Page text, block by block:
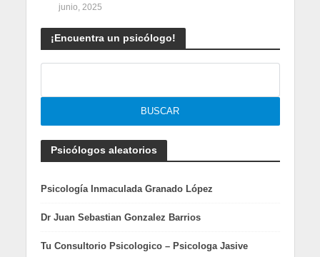
junio, 2025
¡Encuentra un psicólogo!
Psicólogos aleatorios
Psicología Inmaculada Granado López
Dr Juan Sebastian Gonzalez Barrios
Tu Consultorio Psicologico – Psicologa Jasive